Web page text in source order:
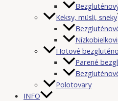
Keksy, müsli, sneky
Hotové
Parené
Polotovary
INFO